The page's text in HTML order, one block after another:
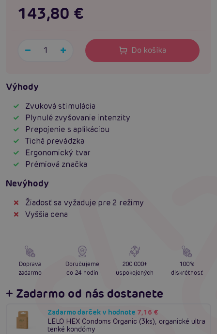
143,80 €
Do košíka
Výhody
Zvuková stimulácia
Plynulé zvyšovanie intenzity
Prepojenie s aplikáciou
Tichá prevádzka
Ergonomický tvar
Prémiová značka
Nevýhody
Žiadosť sa vyžaduje pre 2 režimy
Vyššia cena
Doprava
zadarmo
Doručujeme
do 24 hodín
200 000+
uspokojených
100%
diskrétnosť
+ Zadarmo od nás dostanete
Zadarmo darček v hodnote 7,16 €
LELO HEX Condoms Organic (3ks), organické ultra
tenké kondómy